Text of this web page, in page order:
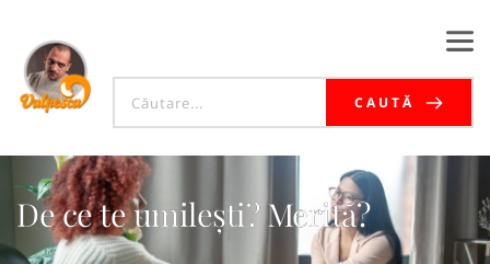
CAUTĂ
De ce te umilești? Merită?